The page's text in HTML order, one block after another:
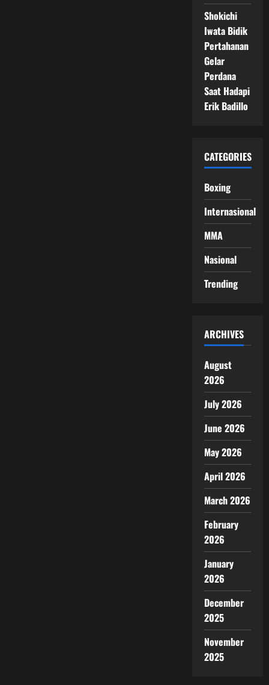
Shokichi
Iwata Bidik
Pertahanan
Gelar
Perdana
Saat Hadapi
Erik Badillo
CATEGORIES
Boxing
Internasional
MMA
Nasional
Trending
ARCHIVES
August
2026
July 2026
June 2026
May 2026
April 2026
March 2026
February
2026
January
2026
December
2025
November
2025